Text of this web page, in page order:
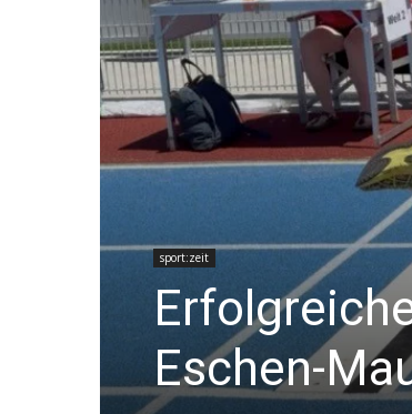
sport:zeit
Eschen-